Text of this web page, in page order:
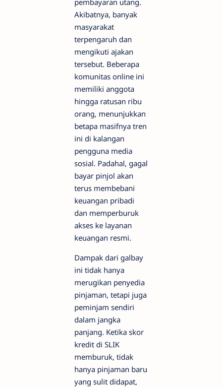
Akibatnya, banyak
masyarakat
terpengaruh dan
mengikuti ajakan
tersebut. Beberapa
komunitas online ini
memiliki anggota
hingga ratusan ribu
orang, menunjukkan
betapa masifnya tren
ini di kalangan
pengguna media
sosial. Padahal, gagal
bayar pinjol akan
terus membebani
keuangan pribadi
dan memperburuk
akses ke layanan
keuangan resmi.
Dampak dari galbay
ini tidak hanya
merugikan penyedia
pinjaman, tetapi juga
peminjam sendiri
dalam jangka
panjang. Ketika skor
kredit di SLIK
memburuk, tidak
hanya pinjaman baru
yang sulit didapat,